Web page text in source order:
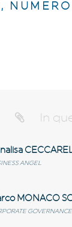
In
ANGEL
MONACO
GOVERNANCE